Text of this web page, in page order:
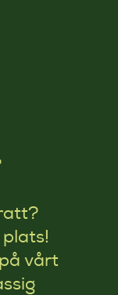
vårt